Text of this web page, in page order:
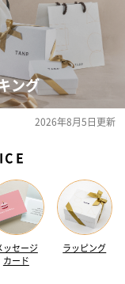
ング
2026年8月5日更新
ッセージ
カード
ラッピング